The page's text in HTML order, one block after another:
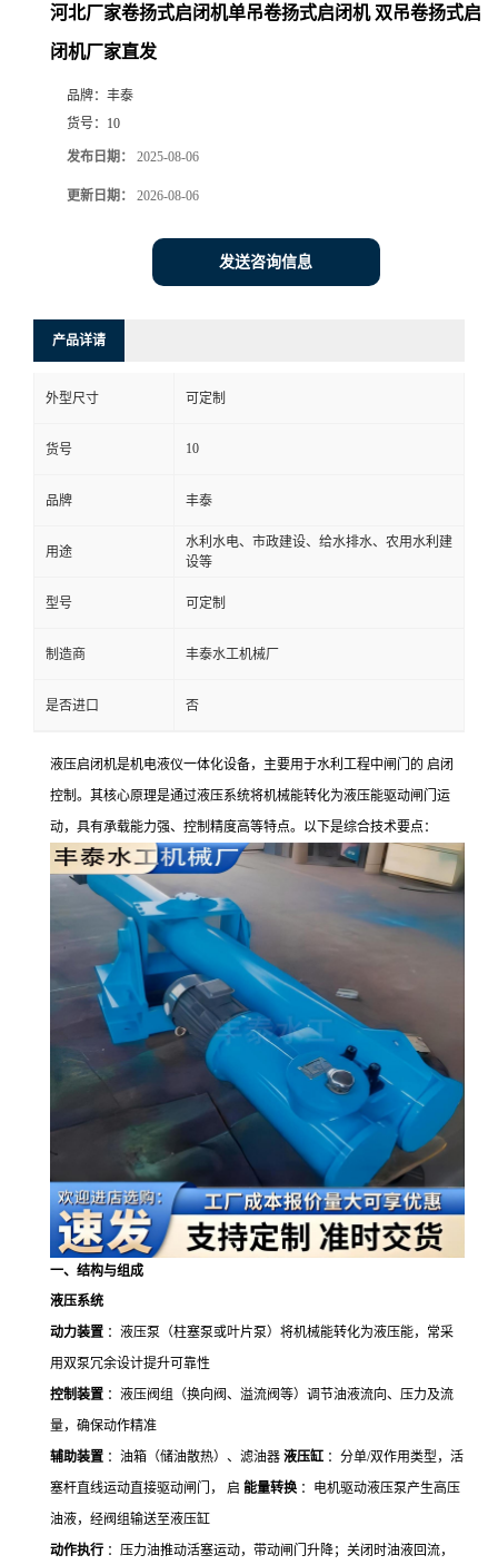
河北厂家卷扬式启闭机单吊卷扬式启闭机 双吊卷扬式启
闭机厂家直发
品牌： 丰泰
货号： 10
发布日期： 2025-08-06
更新日期： 2026-08-06
发送咨询信息
产品详请
外型尺寸 可定制
货号 10
品牌 丰泰
用途
水利水电、市政建设、给水排水、农用水利建
设等
型号 可定制
制造商 丰泰水工机械厂
是否进口 否
液压启闭机是机电液仪一体化设备，主要用于水利工程中闸门的 启闭
控制。其核心原理是通过液压系统将机械能转化为液压能驱动闸门运
动，具有承载能力强、控制精度高等特点。以下是综合技术要点：
一、结构与组成
液压系统
动力装置 ：液压泵（柱塞泵或叶片泵）将机械能转化为液压能，常采
用双泵冗余设计提升可靠性
控制装置 ：液压阀组（换向阀、溢流阀等）调节油液流向、压力及流
量，确保动作精准
辅助装置 ：油箱（储油散热）、滤油器 液压缸 ：分单/双作用类型，活
塞杆直线运动直接驱动闸门， 启 能量转换 ：电机驱动液压泵产生高压
油液，经阀组输送至液压缸
动作执行 ：压力油推动活塞运动，带动闸门升降；关闭时油液回流，